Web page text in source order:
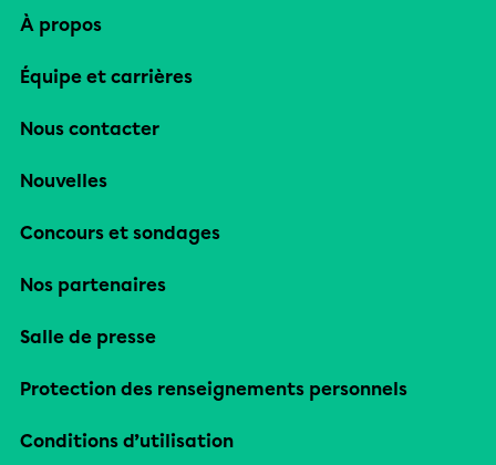
À propos
Équipe et carrières
Nous contacter
Nouvelles
Concours et sondages
Nos partenaires
Salle de presse
Protection des renseignements personnels
Conditions d’utilisation